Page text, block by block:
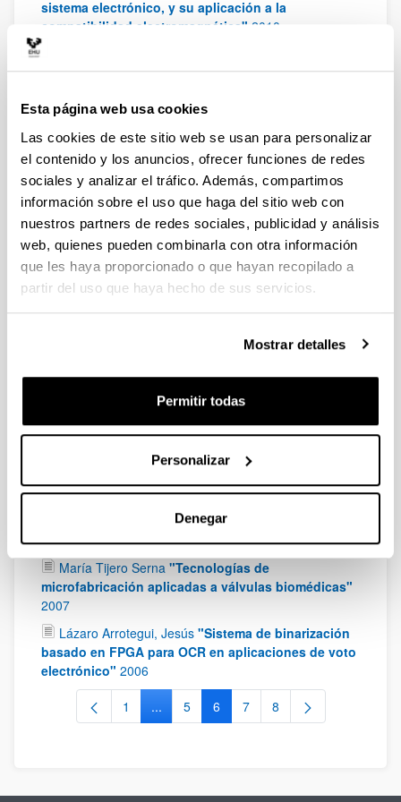
Esta página web usa cookies
Las cookies de este sitio web se usan para personalizar
el contenido y los anuncios, ofrecer funciones de redes
sociales y analizar el tráfico. Además, compartimos
información sobre el uso que haga del sitio web con
nuestros partners de redes sociales, publicidad y análisis
web, quienes pueden combinarla con otra información
que les haya proporcionado o que hayan recopilado a
partir del uso que haya hecho de sus servicios.
Mostrar detalles
Permitir todas
Personalizar
Denegar
sistema electrónico, y su aplicación a la
compatibilidad electromagnética" 2010
sensores basados en fibra óptica de plástico" 2009
El efecto transistor en células solares de contactos
posteriores"El efecto transistor en células solares
de contactos posteriores" 2009
Aitor Ezkerra Fernández"Fabrication, Simulation
and Integration of Embedded SU8 Microcantilevers
for Microfluidic Control Applications in Lab-On-
Chip Devices" 2009
Salvador Ceballos Recio"Mejora de la fiabilidad y
en el control de tensión del punto neutro en
convertidores de fijación por diodos de tres
acceso al medio (MAC) de baja latencia para redes
Ion Basili Andreu Larrañaga"Mejora de las
potencia AC/AC directo con topología matricial"
Eugenio Perea Olavarría"Sistema Elektroniko
Ziurtatzeko Blindajearen Eraginkortasunaren
Azterketa" 2007
María Tijero Serna "Tecnologías de
microfabricación aplicadas a válvulas biomédicas"
2007
Lázaro Arrotegui, Jesús "Sistema de binarización
basado en FPGA para OCR en aplicaciones de voto
electrónico" 2006
Página
1 ...Páginas intermedias Use TAB para
Página
5 Página
6 Página
7 Página
8